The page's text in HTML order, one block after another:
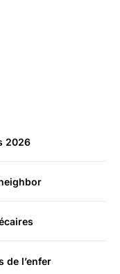
2026
de l’enfer